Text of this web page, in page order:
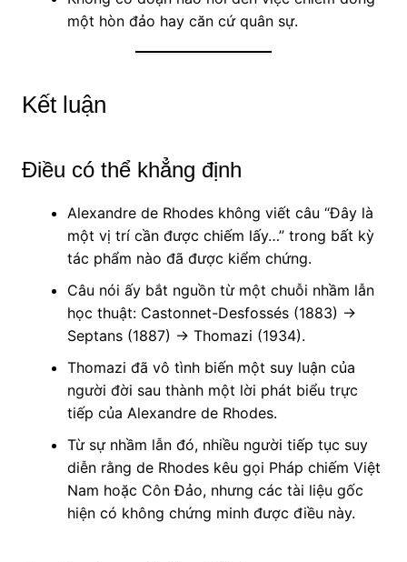
một hòn đảo hay căn cứ quân sự.
Kết luận
Điều có thể khẳng định
Alexandre de Rhodes không viết câu “Đây là
một vị trí cần được chiếm lấy…” trong bất kỳ
tác phẩm nào đã được kiểm chứng.
Câu nói ấy bắt nguồn từ một chuỗi nhầm lẫn
học thuật: Castonnet-Desfossés (1883) →
Septans (1887) → Thomazi (1934).
Thomazi đã vô tình biến một suy luận của
người đời sau thành một lời phát biểu trực
tiếp của Alexandre de Rhodes.
Từ sự nhầm lẫn đó, nhiều người tiếp tục suy
diễn rằng de Rhodes kêu gọi Pháp chiếm Việt
Nam hoặc Côn Đảo, nhưng các tài liệu gốc
hiện có không chứng minh được điều này.